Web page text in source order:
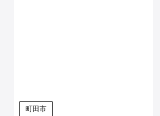
町田市